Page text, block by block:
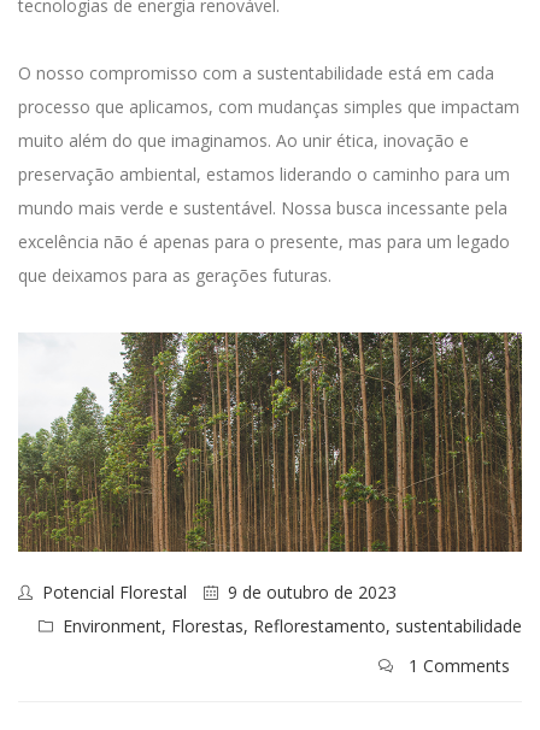
tecnologias de energia renovável.
O nosso compromisso com a sustentabilidade está em cada
processo que aplicamos, com mudanças simples que impactam
muito além do que imaginamos. Ao unir ética, inovação e
preservação ambiental, estamos liderando o caminho para um
mundo mais verde e sustentável. Nossa busca incessante pela
excelência não é apenas para o presente, mas para um legado
que deixamos para as gerações futuras.
Potencial Florestal
9 de outubro de 2023
Environment, Florestas, Reflorestamento, sustentabilidade
1 Comments